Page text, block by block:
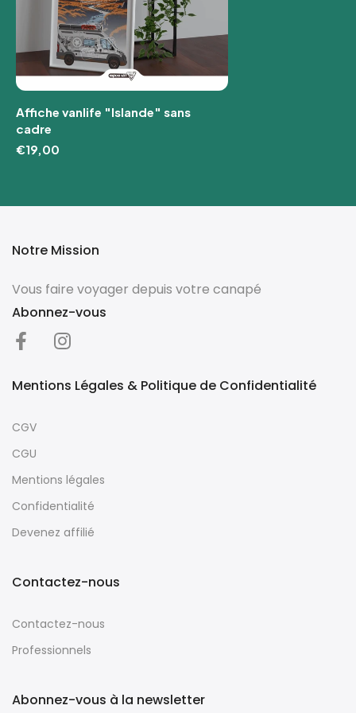
Affiche vanlife "Islande" sans
cadre
€19,00
Notre Mission
Vous faire voyager depuis votre canapé
Abonnez-vous
Mentions Légales & Politique de Confidentialité
CGV
CGU
Mentions légales
Confidentialité
Devenez affilié
Contactez-nous
Contactez-nous
Professionnels
Abonnez-vous à la newsletter